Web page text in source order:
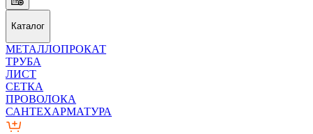
Каталог
МЕТАЛЛОПРОКАТ
ТРУБА
ЛИСТ
СЕТКА
ПРОВОЛОКА
САНТЕХАРМАТУРА